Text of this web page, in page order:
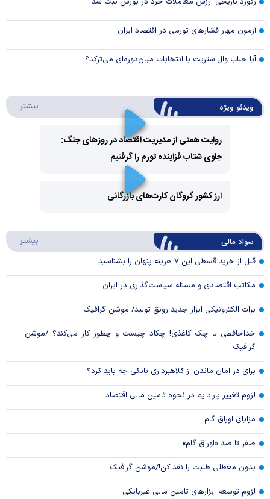
آزمون مهار فشار‌های تورمی در اقتصاد ایران
آیا حباب وال‌استریت با انتخابات میان‌دوره‌ای می‌ترکد؟
ویدئو ویژه بیشتر
Play
Video
روایت همتی از مدیریت اقتصاد در روزهای جنگ:
جلوی شتاب فزاینده تورم را گرفتیم
Video
ارز کشور گروگان کارت‌های بازرگانی
سواد مالی بیشتر
قبل از خرید قسطی این ۷ هزینه پنهان را بشناسید
مکاتب اقتصادی و مسئله سیاست‌گذاری در ایران
برات الکترونیکی ابزار جدید رونق تولید/ موشن گرافیک
خداحافظی با چک کاغذی! چکاد چیست و چطور کار می‌کند؟ /موشن
گرافیک
برای در امان ماندن از کلاهبرداری بانکی چه باید کرد؟
لزوم تغییر پارادایم در نحوه تامین مالی اقتصاد
مزایای اوراق گام
صفر تا صد «اوراق گام»
بدون معطلی طلبت را نقد کن!/موشن گرافیک
لزوم توسعه ابزارهای تامین مالی غیربانکی